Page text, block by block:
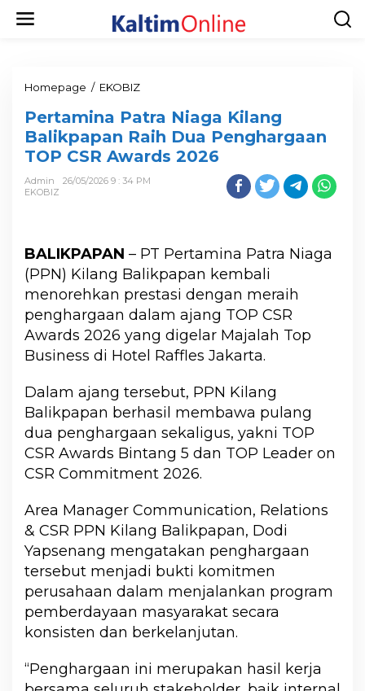
Homepage / EKOBIZ
Pertamina Patra Niaga Kilang
Balikpapan Raih Dua Penghargaan
TOP CSR Awards 2026
Admin
26/05/2026 9 : 34 PM
EKOBIZ
BALIKPAPAN – PT Pertamina Patra Niaga
(PPN) Kilang Balikpapan kembali
menorehkan prestasi dengan meraih
penghargaan dalam ajang TOP CSR
Awards 2026 yang digelar Majalah Top
Business di Hotel Raffles Jakarta.
Dalam ajang tersebut, PPN Kilang
Balikpapan berhasil membawa pulang
dua penghargaan sekaligus, yakni TOP
CSR Awards Bintang 5 dan TOP Leader on
CSR Commitment 2026.
Area Manager Communication, Relations
& CSR PPN Kilang Balikpapan, Dodi
Yapsenang mengatakan penghargaan
tersebut menjadi bukti komitmen
perusahaan dalam menjalankan program
pemberdayaan masyarakat secara
konsisten dan berkelanjutan.
“Penghargaan ini merupakan hasil kerja